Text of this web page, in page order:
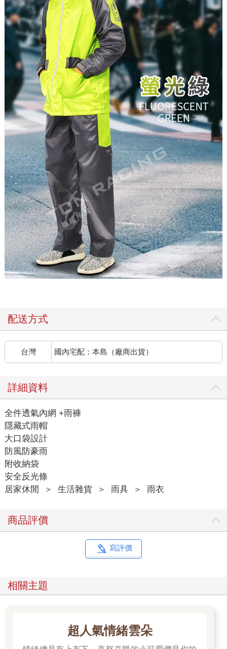
配送方式
台灣 國內宅配：本島（廠商出貨）
詳細資料
全件透氣內網 +雨褲
隱藏式雨帽
大口袋設計
防風防豪雨
附收納袋
安全反光條
居家休閒
＞ 生活雜貨 ＞ 雨具 ＞ 雨衣
商品評價
寫評價
相關主題
超人氣情緒雲朵